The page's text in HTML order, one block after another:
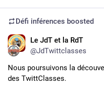
Défi inférences boosted
Le JdT et la RdT
@JdTwittclasses
Nous poursuivons la
des TwittClasses.